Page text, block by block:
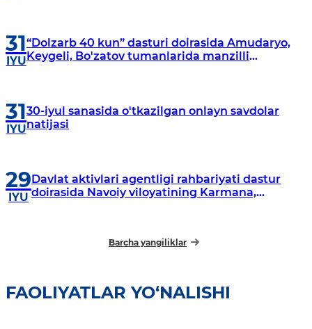
31
IYU
“Dolzarb 40 kun” dasturi doirasida Amudaryo,
Keygeli, Bo'zatov tumanlarida manzilli
31
IYU
30-iyul sanasida o'tkazilgan onlayn savdolar
natijasi
29
IYU
Davlat aktivlari agentligi rahbariyati dastur
doirasida Navoiy viloyatining Karmana,
Barcha yangiliklar
FAOLIYATLAR YO‘NALISHI